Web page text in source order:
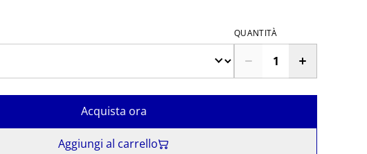
QUANTITÀ
Acquista ora
Aggiungi al carrello